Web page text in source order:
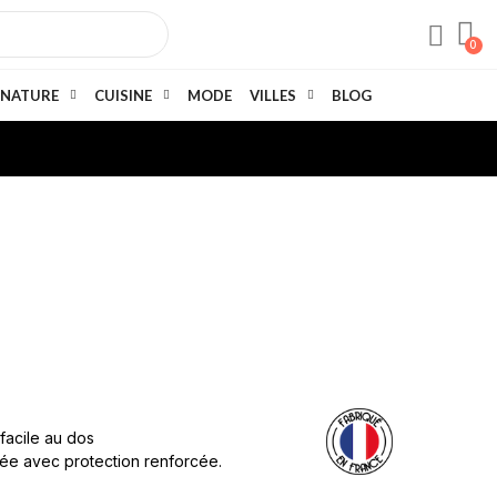
NATURE CUISINE MODE VILLES BLOG
au dos
avec protection renforcée.